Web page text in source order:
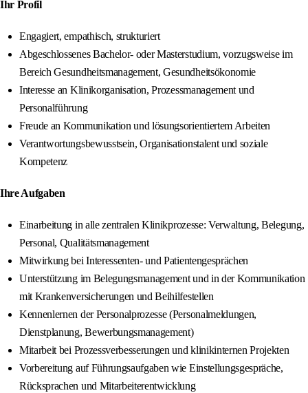
Ihr Profil
Engagiert, empathisch, strukturiert
Abgeschlossenes Bachelor- oder Masterstudium, vorzugsweise im
Bereich Gesundheitsmanagement, Gesundheitsökonomie
Interesse an Klinikorganisation, Prozessmanagement und
Personalführung
Freude an Kommunikation und lösungsorientiertem Arbeiten
Verantwortungsbewusstsein, Organisationstalent und soziale
Kompetenz
Ihre Aufgaben
Einarbeitung in alle zentralen Klinikprozesse: Verwaltung, Belegung,
Personal, Qualitätsmanagement
Mitwirkung bei Interessenten- und Patientengesprächen
Unterstützung im Belegungsmanagement und in der Kommunikation
mit Krankenversicherungen und Beihilfestellen
Kennenlernen der Personalprozesse (Personalmeldungen,
Dienstplanung, Bewerbungsmanagement)
Mitarbeit bei Prozessverbesserungen und klinikinternen Projekten
Vorbereitung auf Führungsaufgaben wie Einstellungsgespräche,
Rücksprachen und Mitarbeiterentwicklung